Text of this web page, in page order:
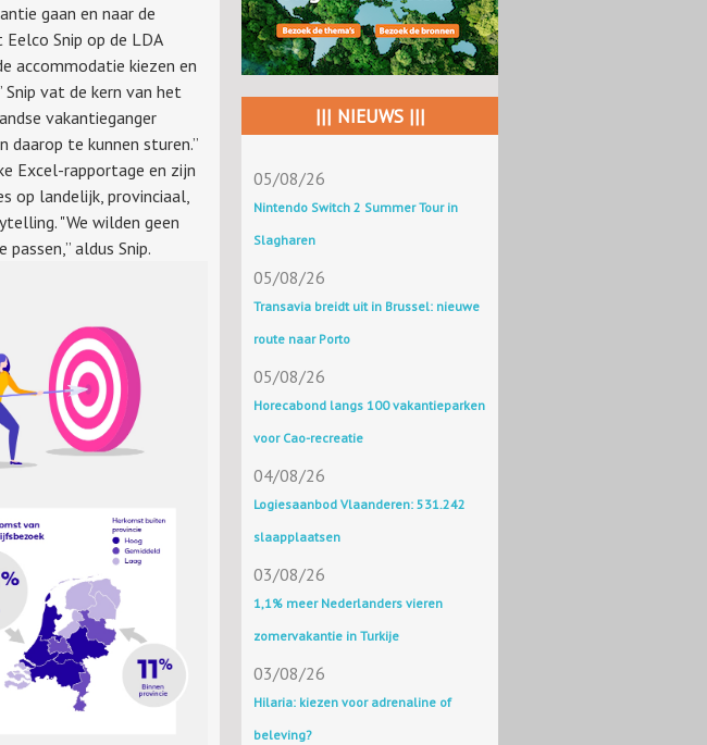
gaan en naar de
Snip op de LDA
accommodatie kiezen en
vat de kern van het
vakantieganger
daarop te kunnen sturen.”
Excel-rapportage en zijn
op landelijk, provinciaal,
"We wilden geen
aldus Snip.
||| NIEUWS |||
05/08/26
Nintendo Switch 2 Summer Tour in
Slagharen
05/08/26
Transavia breidt uit in Brussel: nieuwe
route naar Porto
05/08/26
Horecabond langs 100 vakantieparken
voor Cao-recreatie
04/08/26
Logiesaanbod Vlaanderen: 531.242
slaapplaatsen
03/08/26
1,1% meer Nederlanders vieren
zomervakantie in Turkije
03/08/26
Hilaria: kiezen voor adrenaline of
beleving?